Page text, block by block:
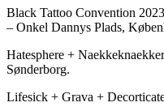
Black Tattoo Convention
– Onkel Dannys Plads,
Hatesphere +
Sønderborg.
Lifesick + Grava +